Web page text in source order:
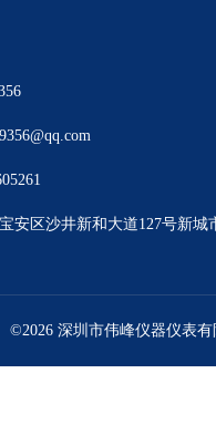
安区沙井新和大道127号新城
©2026 深圳市伟峰仪器仪表